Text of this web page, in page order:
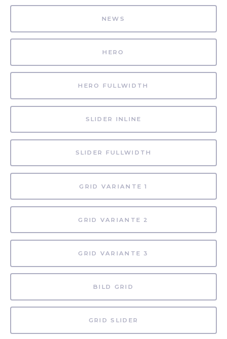
NEWS
HERO
HERO FULLWIDTH
SLIDER INLINE
SLIDER FULLWIDTH
GRID VARIANTE 1
GRID VARIANTE 2
GRID VARIANTE 3
BILD GRID
GRID SLIDER